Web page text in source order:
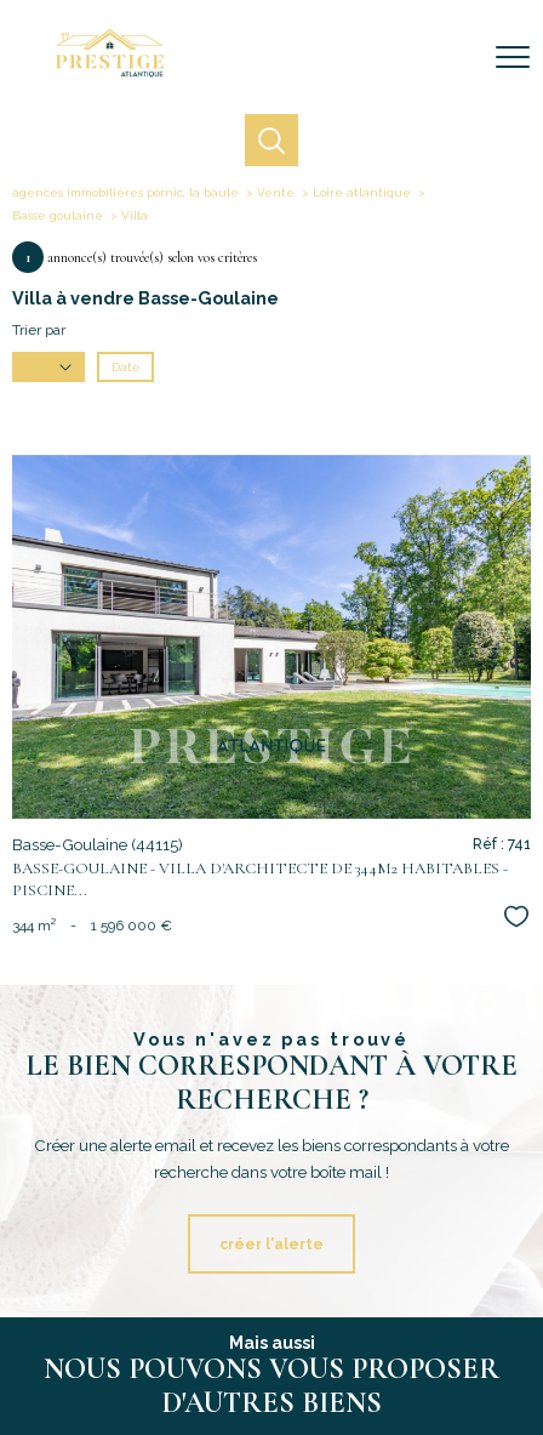
agences immobilières pornic, la baule Vente
Loire atlantique
Basse goulaine
Villa
1 annonce(s) trouvée(s) selon vos critères
Villa à vendre Basse-Goulaine
Trier par
Date
voir le
bien
Basse-Goulaine (44115)
BASSE-GOULAINE - VILLA D'ARCHITECTE DE 344M2 HABITABLES -
PISCINE...
Réf : 741
344 m² - 1 596 000 €
Vous n'avez pas trouvé
LE BIEN CORRESPONDANT À VOTRE
RECHERCHE ?
Créer une alerte email et recevez les biens correspondants à votre
recherche dans votre boîte mail !
créer l'alerte
Mais aussi
NOUS POUVONS VOUS PROPOSER
D'AUTRES BIENS